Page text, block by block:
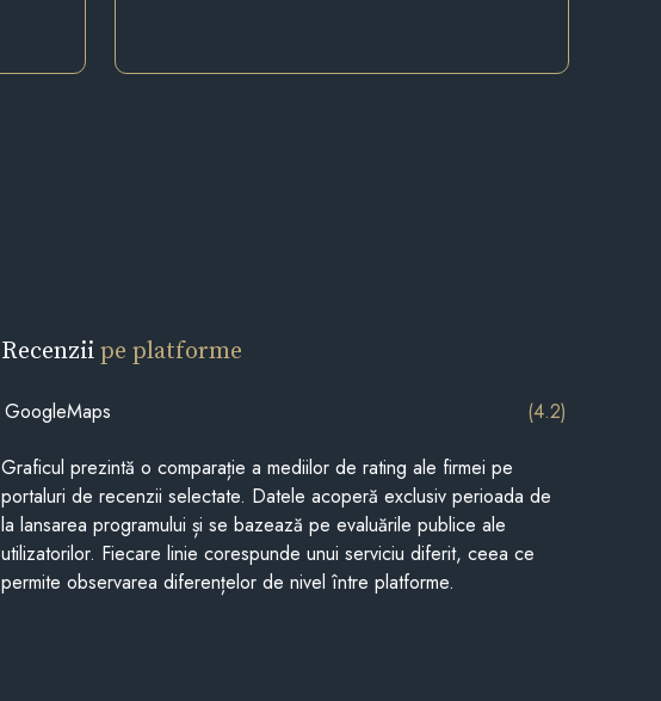
Recenziipe platforme
GoogleMaps (4.2)
Graficul prezintă o comparație a mediilor de rating ale firmei pe
portaluri de recenzii selectate. Datele acoperă exclusiv perioada de
la lansarea programului și se bazează pe evaluările publice ale
utilizatorilor. Fiecare linie corespunde unui serviciu diferit, ceea ce
permite observarea diferențelor de nivel între platforme.